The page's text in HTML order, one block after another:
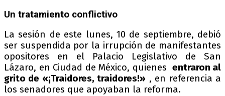
Un tratamiento conflictivo
La sesión de este lunes, 10 de septiembre, debió
ser suspendida por la irrupción de manifestantes
opositores en el Palacio Legislativo de San
Lázaro, en Ciudad de México, quienes entraron al
grito de «¡Traidores, traidores!» , en referencia a
los senadores que apoyaban la reforma.